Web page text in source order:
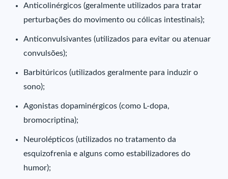
Anticolinérgicos (geralmente utilizados para tratar
perturbações do movimento ou cólicas intestinais);
Anticonvulsivantes (utilizados para evitar ou atenuar
convulsões);
Barbitúricos (utilizados geralmente para induzir o
sono);
Agonistas dopaminérgicos (como L-dopa,
bromocriptina);
Neurolépticos (utilizados no tratamento da
esquizofrenia e alguns como estabilizadores do
humor);